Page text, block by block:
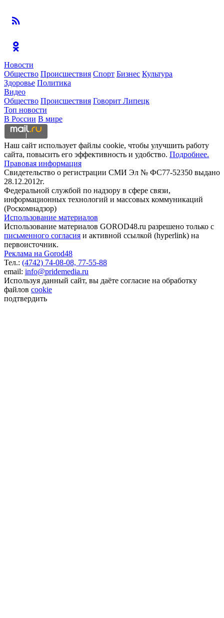
Новости
Общество Происшествия Спорт Бизнес Культура
Здоровье Политика
Видео
Общество Происшествия Говорит Липецк
Топ новости
В России В мире
Наш сайт использует файлы cookie, чтобы улучшить работу
сайта, повысить его эффективность и удобство. Подробнее.
Правовая информация
Свидетельство о регистрации СМИ Эл № ФС77-52350 выдано
28.12.2012г.
Федеральной службой по надзору в сфере связи,
информационных технологий и массовых коммуникаций
(Роскомнадзор)
Использование материалов
Использование материалов GOROD48.ru разрешено только с
письменного согласия и активной ссылкой (hyperlink) на
первоисточник.
Реклама на Gorod48
Тел.: (4742) 74-08-08, 77-55-88
email: info@pridemedia.ru
Используя данный сайт, вы даёте согласие на обработку
файлов cookie
подтвердить